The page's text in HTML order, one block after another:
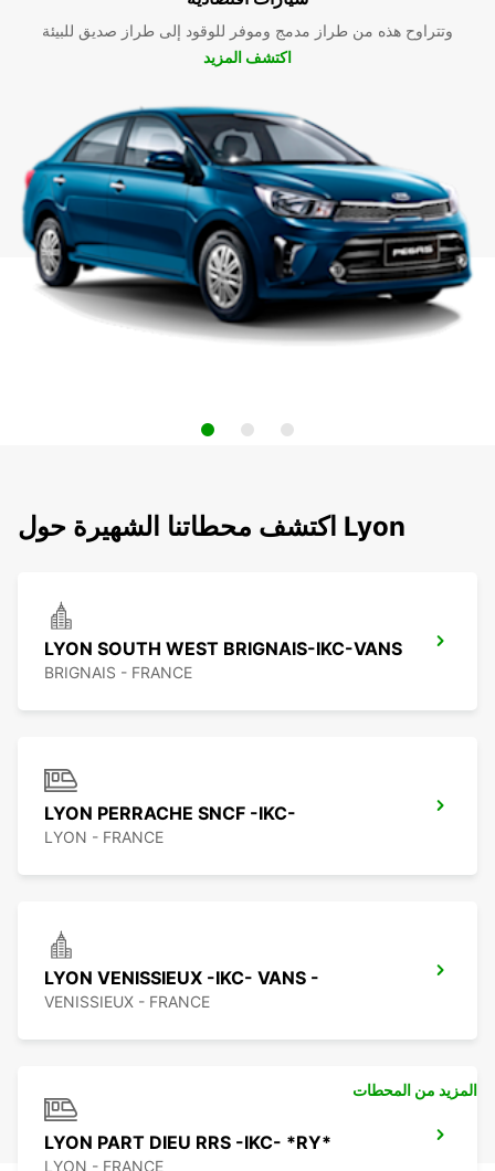
وتتراوح هذه من طراز مدمج وموفر للوقود إلى طراز صديق للبيئة
اكتشف المزيد
اكتشف محطاتنا الشهيرة حول Lyon
LYON SOUTH WEST BRIGNAIS-IKC-VANS
BRIGNAIS - FRANCE
LYON PERRACHE SNCF -IKC-
LYON - FRANCE
LYON VENISSIEUX -IKC- VANS -
VENISSIEUX - FRANCE
LYON PART DIEU RRS -IKC- *RY*
LYON - FRANCE
المزيد من المحطات